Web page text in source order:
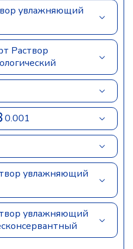
увлажняющий
Раствор
0.001
увлажняющий
увлажняющий